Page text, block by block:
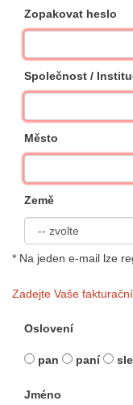
Zopakovat heslo
Společnost /
Město
Země
* Na jeden e-mail lze
Zadejte Vaše
Oslovení
pan paní
Jméno